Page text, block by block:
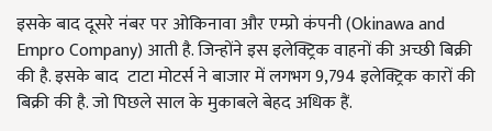
इसके बाद दूसरे नंबर पर ओकिनावा और एम्प्रो कंपनी (Okinawa and
Empro Company) आती है. जिन्होंने इस इलेक्ट्रिक वाहनों की अच्छी बिक्री
की है. इसके बाद टाटा मोटर्स ने बाजार में लगभग 9,794 इलेक्ट्रिक कारों की
बिक्री की है. जो पिछले साल के मुकाबले बेहद अधिक हैं.